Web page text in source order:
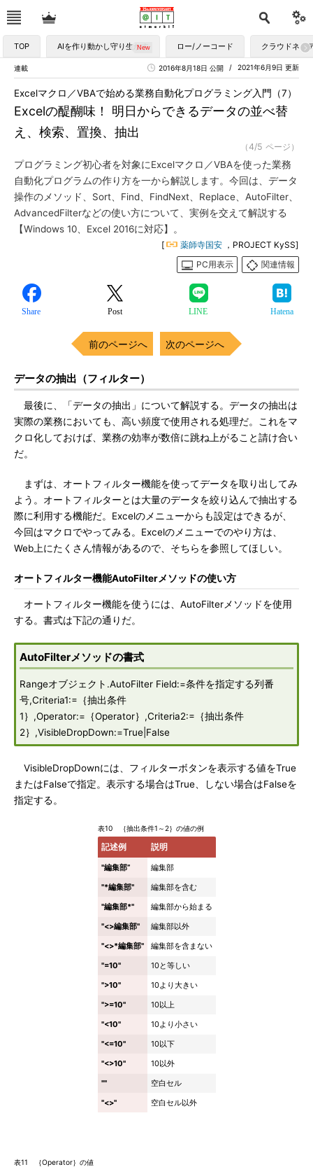
TOP AIを作り動かし守り生かす ロー/ノーコード クラウドネイ
連載 2021年6月9日 更新
2016年8月18日 公開
Excelの醍醐味！ 明日からできるデータの並べ替
え、検索、置換、抽出
Excelマクロ／VBAで始める業務自動化プログラミング入門（7）
（4/5 ページ）
プログラミング初心者を対象にExcelマクロ／VBAを使った業務
自動化プログラムの作り方を一から解説します。今回は、データ
操作のメソッド、Sort、Find、FindNext、Replace、AutoFilter、
AdvancedFilterなどの使い方について、実例を交えて解説する
【Windows 10、Excel 2016に対応】。
[ 薬師寺国安 ，PROJECT KySS]
PC用表示
関連情報
Share Post LINE Hatena
前のページへ 次のページへ
データの抽出（フィルター）
最後に、「データの抽出」について解説する。データの抽出は
実際の業務においても、高い頻度で使用される処理だ。これをマ
クロ化しておけば、業務の効率が数倍に跳ね上がること請け合い
だ。
まずは、オートフィルター機能を使ってデータを取り出してみ
よう。オートフィルターとは大量のデータを絞り込んで抽出する
際に利用する機能だ。Excelのメニューからも設定はできるが、
今回はマクロでやってみる。Excelのメニューでのやり方は、
Web上にたくさん情報があるので、そちらを参照してほしい。
オートフィルター機能AutoFilterメソッドの使い方
オートフィルター機能を使うには、AutoFilterメソッドを使用
する。書式は下記の通りだ。
AutoFilterメソッドの書式
Rangeオブジェクト.AutoFilter Field:=条件を指定する列番
号,Criteria1:=｛抽出条件
1｝,Operator:=｛Operator｝,Criteria2:=｛抽出条件
2｝,VisibleDropDown:=True|False
VisibleDropDownには、フィルターボタンを表示する値をTrue
またはFalseで指定。表示する場合はTrue、しない場合はFalseを
指定する。
表10 ｛抽出条件1～2｝の値の例
記述例 説明
"編集部”
編集部
"*編集部"
編集部を含む
"編集部*"
編集部から始まる
"<>編集部"
編集部以外
"<>*編集部"
編集部を含まない
"=10"
10と等しい
">10"
10より大きい
">=10"
10以上
"<10"
10より小さい
"<=10"
10以下
"<>10"
10以外
""
空白セル
"<>"
空白セル以外
表11 ｛Operator｝の値